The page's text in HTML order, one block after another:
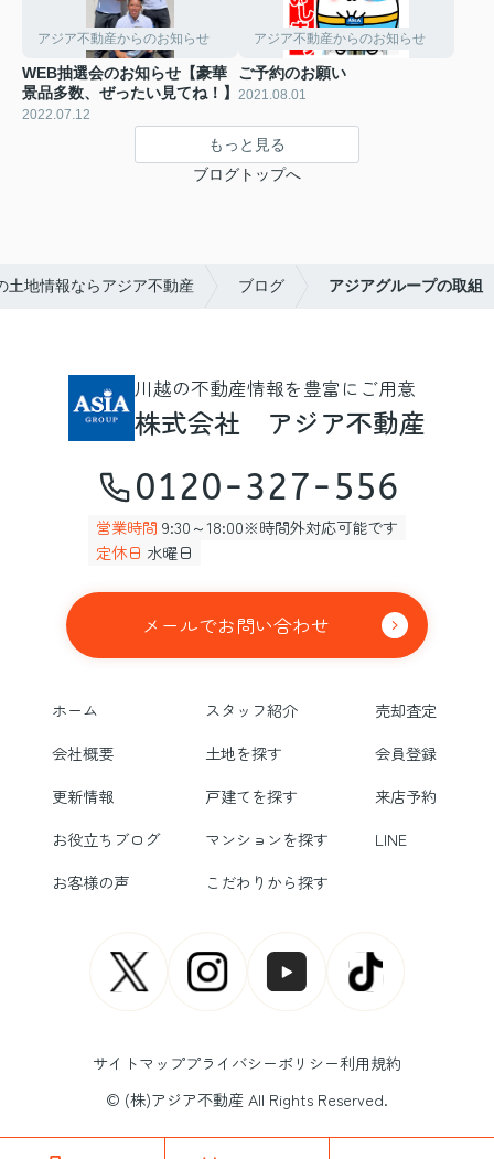
アジア不動産からのお知らせ
WEB抽選会のお知らせ【豪華
景品多数、ぜったい見てね！】
2022.07.12
アジア不動産からのお知らせ
ご予約のお願い
2021.08.01
もっと見る
ブログトップへ
土地情報ならアジア不動産 ブログ アジアグループの取組
川越の不動産情報を豊富にご用意
株式会社 アジア不動産
0120-327-556
営業時間 9:30～18:00※時間外対応可能です
定休日 水曜日
メールでお問い合わせ
ホーム スタッフ紹介
売却査定
会社概要
土地を探す
会員登録
更新情報
戸建てを探す
来店予約
お役立ちブログ
マンションを探す
LINE
お客様の声
こだわりから探す
サイトマッププライバシーポリシー利用規約
© (株)アジア不動産 All Rights Reserved.